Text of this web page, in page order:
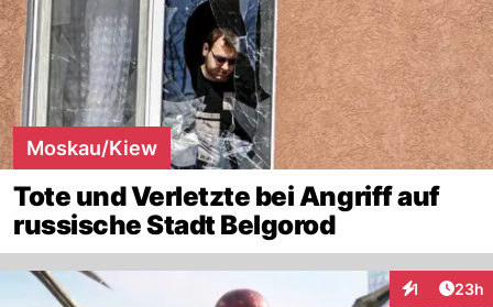
Moskau/Kiew
Tote und Verletzte bei Angriff auf
russische Stadt Belgorod
1
Interaktionen
23h